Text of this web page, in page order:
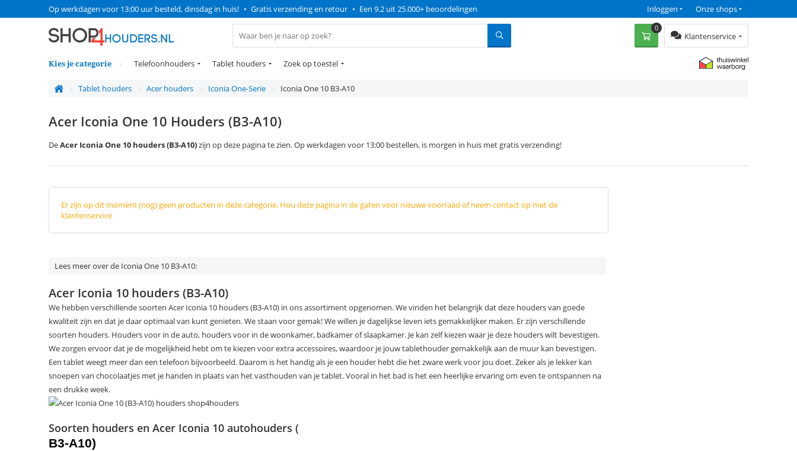
Op werkdagen voor 13:00 uur besteld, dinsdag in huis! • Gratis verzending en retour • Een 9.2 uit 25.000+ beoordelingen Onze shops
Inloggen
Klantenservice
0
Kies je categorie Telefoonhouders Tablet houders Zoek op toestel
Tablet houders Acer houders Iconia One-Serie Iconia One 10 B3-A10
Acer Iconia One 10 Houders (B3-A10)
DeAcer Iconia One 10 houders (B3-A10)zijn op deze pagina te zien. Op werkdagen voor 13:00 bestellen, is morgen in huis met gratis verzending!
Er zijn op dit moment (nog) geen producten in deze categorie. Hou deze pagina in de gaten voor nieuwe voorraad of neem contact op met de
klantenservice
Lees meer over de Iconia One 10 B3-A10:
Acer Iconia 10 houders (B3-A10)
We hebben verschillende soorten Acer Iconia 10 houders (B3-A10) in ons assortiment opgenomen. We vinden het belangrijk dat deze houders van goede
kwaliteit zijn en dat je daar optimaal van kunt genieten. We staan voor gemak! We willen je dagelijkse leven iets gemakkelijker maken. Er zijn verschillende
soorten houders. Houders voor in de auto, houders voor in de woonkamer, badkamer of slaapkamer. Je kan zelf kiezen waar je deze houders wilt bevestigen.
We zorgen ervoor dat je de mogelijkheid hebt om te kiezen voor extra accessoires, waardoor je jouw tablethouder gemakkelijk aan de muur kan bevestigen.
Een tablet weegt meer dan een telefoon bijvoorbeeld. Daarom is het handig als je een houder hebt die het zware werk voor jou doet. Zeker als je lekker kan
snoepen van chocolaatjes met je handen in plaats van het vasthouden van je tablet. Vooral in het bad is het een heerlijke ervaring om even te ontspannen na
een drukke week.
Soorten houders en Acer Iconia 10 autohouders (
B3-A10)